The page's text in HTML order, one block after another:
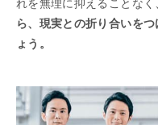
れを無理に抑えることなく
ら、現実との折り合いを
ょう。